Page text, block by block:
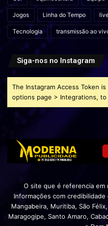
Jogos Linha do Tempo
Tecnologia transmissão ao
Siga-nos no Instagram
The Instagram Access Token
options page > Integrations,
O site que é referencia em
Informações com
Mangabeira, Muritiba, São
Maragogipe, Santo Amaro,